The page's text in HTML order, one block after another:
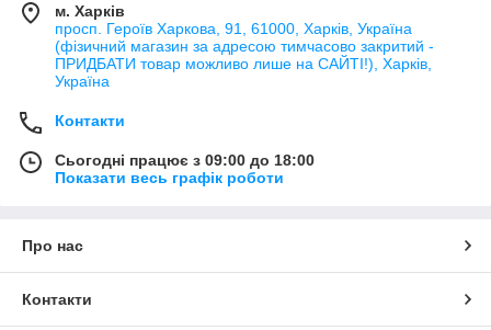
м. Харків
просп. Героїв Харкова, 91, 61000, Харків, Україна
(фізичний магазин за адресою тимчасово закритий -
ПРИДБАТИ товар можливо лише на САЙТІ!), Харків,
Україна
Контакти
Сьогодні працює з 09:00 до 18:00
Показати весь графік роботи
Про нас
Контакти